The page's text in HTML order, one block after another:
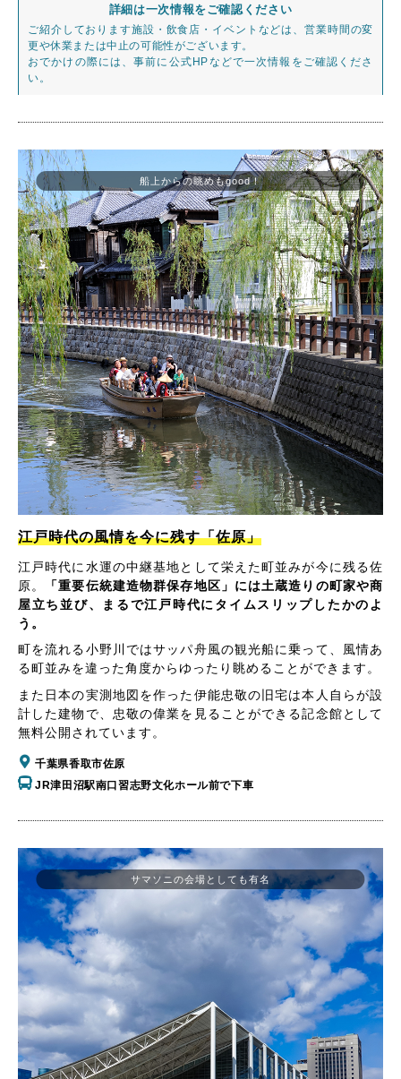
詳細は一次情報をご確認ください
ご紹介しております施設・飲食店・イベントなどは、営業時間の変
更や休業または中止の可能性がございます。
おでかけの際には、事前に公式HPなどで一次情報をご確認くださ
い。
船上からの眺めもgood！
江戸時代の風情を今に残す「佐原」
江戸時代に水運の中継基地として栄えた町並みが今に残る佐
原。
「重要伝統建造物群保存地区」には土蔵造りの町家や商
屋立ち並び、まるで江戸時代にタイムスリップしたかのよ
う。
町を流れる小野川ではサッパ舟風の観光船に乗って、風情あ
る町並みを違った角度からゆったり眺めることができます。
また日本の実測地図を作った伊能忠敬の旧宅は本人自らが設
計した建物で、忠敬の偉業を見ることができる記念館として
無料公開されています。
千葉県香取市佐原
JR津田沼駅南口習志野文化ホール前で下車
サマソニの会場としても有名